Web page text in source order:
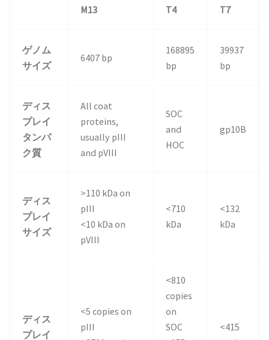
M13 T4 T7
ゲノム
サイズ
6407 bp
168895
bp
39937
bp
ディス
プレイ
タンパ
ク質
All coat
proteins,
usually pIII
and pVIII
SOC
and
HOC
gp10B
ディス
プレイ
サイズ
>110 kDa on
pIII
<10 kDa on
pVIII
<710
kDa
<132
kDa
ディス
プレイ
<5 copies on
pIII
<810
copies
on
SOC
<415